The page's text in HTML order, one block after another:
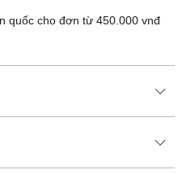
quốc cho đơn từ 450.000 vnđ